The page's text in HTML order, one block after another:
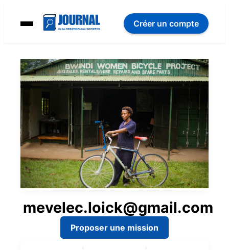
Créer un compte
mevelec.loick@gmail.com
Proposer une mission